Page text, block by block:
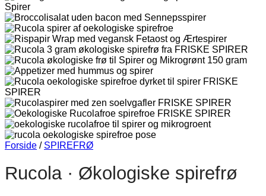
Forside / SPIREFRØ
Rucola · Økologiske spirefrø